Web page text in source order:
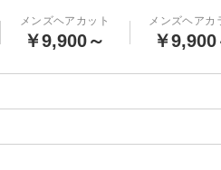
メンズヘアカット
￥9,900～
メンズヘアカ
￥9,900